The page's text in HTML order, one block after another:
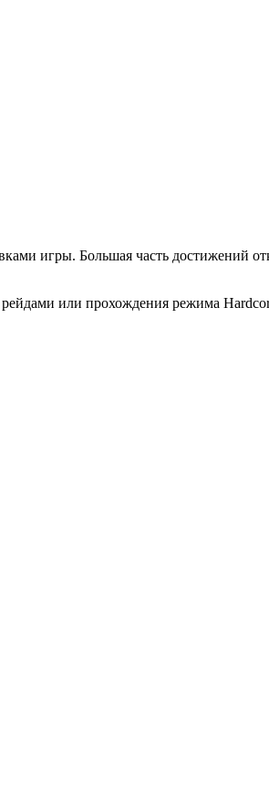
игры. Большая часть достижений
или прохождения режима